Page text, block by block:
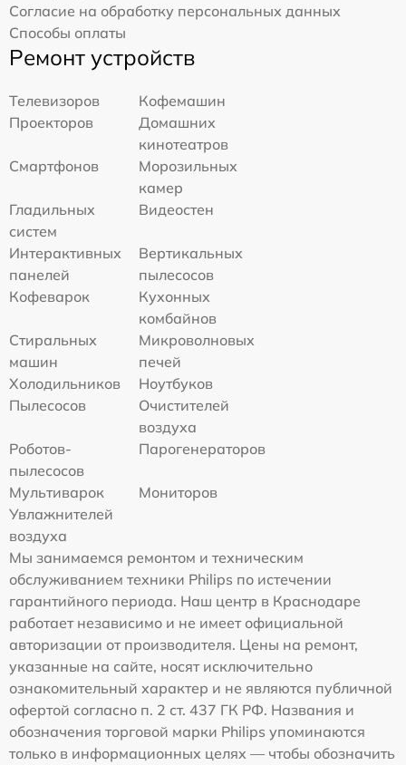
Согласие на обработку персональных данных
Способы оплаты
Ремонт устройств
Телевизоров
Кофемашин
Проекторов
Домашних
кинотеатров
Смартфонов
Морозильных
камер
Гладильных
систем
Видеостен
Интерактивных
панелей
Вертикальных
пылесосов
Кофеварок
Кухонных
комбайнов
Стиральных
машин
Микроволновых
печей
Холодильников
Ноутбуков
Пылесосов
Очистителей
воздуха
Роботов-
пылесосов
Парогенераторов
Мультиварок
Мониторов
Увлажнителей
воздуха
Мы занимаемся ремонтом и техническим
обслуживанием техники Philips по истечении
гарантийного периода. Наш центр в Краснодаре
работает независимо и не имеет официальной
авторизации от производителя. Цены на ремонт,
указанные на сайте, носят исключительно
ознакомительный характер и не являются публичной
офертой согласно п. 2 ст. 437 ГК РФ. Названия и
обозначения торговой марки Philips упоминаются
только в информационных целях — чтобы обозначить